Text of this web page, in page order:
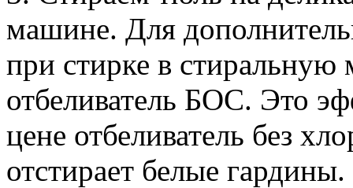
машине. Для
при стирке в
отбеливатель БОС. Это
цене отбеливатель без
отстирает белые гардины.